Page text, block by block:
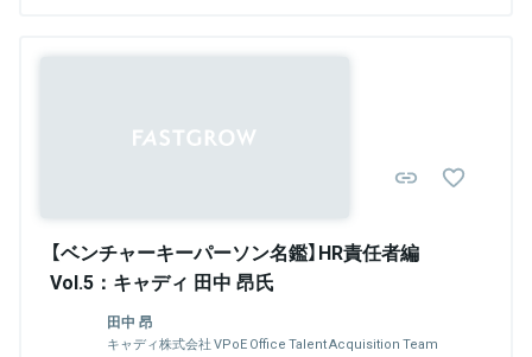
【ベンチャーキーパーソン名鑑】HR責任者編
Vol.5：キャディ 田中 昂氏
田中 昂
キャディ株式会社 VPoE Office Talent Acquisition Team